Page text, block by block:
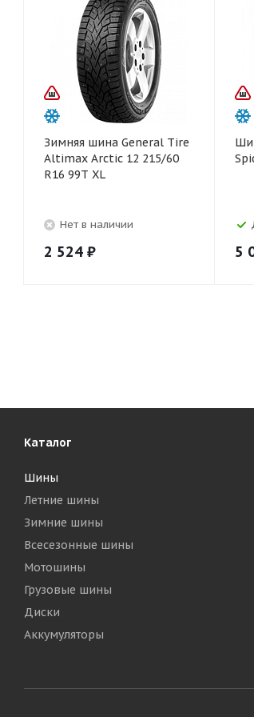
Зимняя шина General Tire
Altimax Arctic 12 215/60
R16 99T XL
Нет в наличии
2 524 ₽ 5
Каталог
Шины
Летние шины
Зимние шины
Всесезонные шины
Мотошины
Грузовые шины
Диски
Аккумуляторы